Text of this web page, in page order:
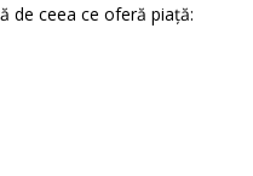
de ceea ce oferă piață: